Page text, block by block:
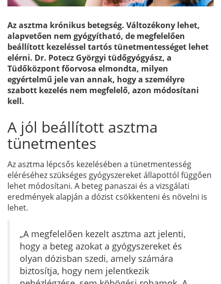
Az asztma krónikus betegség. Változékony lehet,
alapvetően nem gyógyítható, de megfelelően
beállított kezeléssel tartós tünetmentességet lehet
elérni. Dr. Potecz Györgyi tüdőgyógyász, a
Tüdőközpont főorvosa elmondta, milyen
egyértelmű jele van annak, hogy a személyre
szabott kezelés nem megfelelő, azon módosítani
kell.
A jól beállított asztma
tünetmentes
Az asztma lépcsős kezelésében a tünetmentesség
eléréséhez szükséges gyógyszereket állapottól függően
lehet módosítani. A beteg panaszai és a vizsgálati
eredmények alapján a dózist csökkenteni és növelni is
lehet.
„A megfelelően kezelt asztma azt jelenti,
hogy a beteg azokat a gyógyszereket és
olyan dózisban szedi, amely számára
biztosítja, hogy nem jelentkezik